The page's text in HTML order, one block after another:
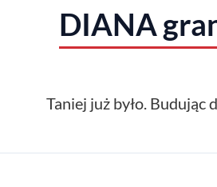
DIANA
Taniej już było. Budując